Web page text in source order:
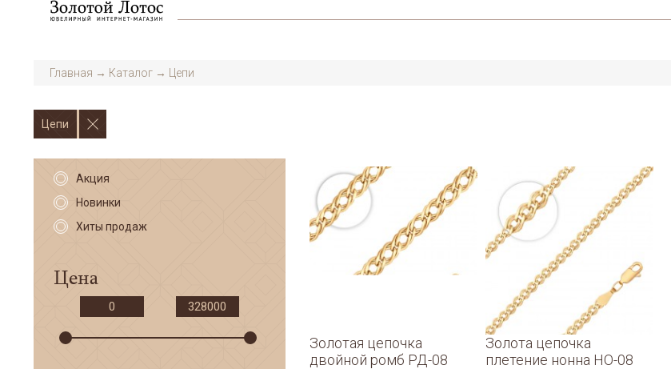
Главная → Каталог → Цепи
Цепи
Акция
Новинки
Хиты продаж
Цена
Золотая цепочка
двойной ромб РД-08
Золота цепочка
плетение нонна НО-08